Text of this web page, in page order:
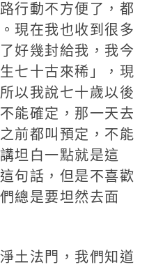
行動不方便了，都
現在我也收到很多
好幾封給我，我今
七十古來稀」，現
以我說七十歲以後
能確定，那一天去
前都叫預定，不能
坦白一點就是這
句話，但是不喜歡
總是要坦然去面
土法門，我們知道